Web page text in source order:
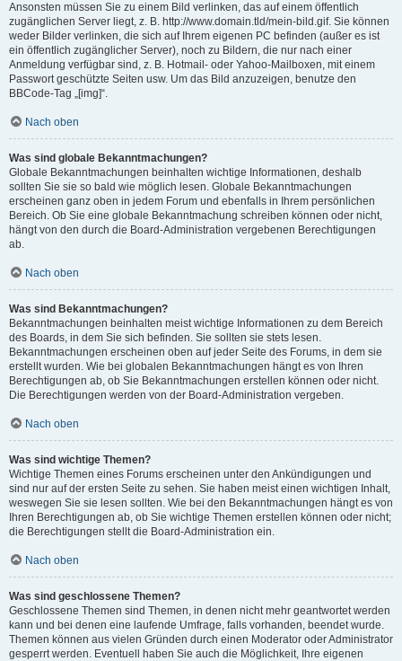
Ansonsten müssen Sie zu einem Bild verlinken, das auf einem öffentlich
zugänglichen Server liegt, z. B. http://www.domain.tld/mein-bild.gif. Sie können
weder Bilder verlinken, die sich auf Ihrem eigenen PC befinden (außer es ist
ein öffentlich zugänglicher Server), noch zu Bildern, die nur nach einer
Anmeldung verfügbar sind, z. B. Hotmail- oder Yahoo-Mailboxen, mit einem
Passwort geschützte Seiten usw. Um das Bild anzuzeigen, benutze den
BBCode-Tag „[img]“.
Nach oben
Was sind globale Bekanntmachungen?
Globale Bekanntmachungen beinhalten wichtige Informationen, deshalb
sollten Sie sie so bald wie möglich lesen. Globale Bekanntmachungen
erscheinen ganz oben in jedem Forum und ebenfalls in Ihrem persönlichen
Bereich. Ob Sie eine globale Bekanntmachung schreiben können oder nicht,
hängt von den durch die Board-Administration vergebenen Berechtigungen
ab.
Nach oben
Was sind Bekanntmachungen?
Bekanntmachungen beinhalten meist wichtige Informationen zu dem Bereich
des Boards, in dem Sie sich befinden. Sie sollten sie stets lesen.
Bekanntmachungen erscheinen oben auf jeder Seite des Forums, in dem sie
erstellt wurden. Wie bei globalen Bekanntmachungen hängt es von Ihren
Berechtigungen ab, ob Sie Bekanntmachungen erstellen können oder nicht.
Die Berechtigungen werden von der Board-Administration vergeben.
Nach oben
Was sind wichtige Themen?
Wichtige Themen eines Forums erscheinen unter den Ankündigungen und
sind nur auf der ersten Seite zu sehen. Sie haben meist einen wichtigen Inhalt,
weswegen Sie sie lesen sollten. Wie bei den Bekanntmachungen hängt es von
Ihren Berechtigungen ab, ob Sie wichtige Themen erstellen können oder nicht;
die Berechtigungen stellt die Board-Administration ein.
Nach oben
Was sind geschlossene Themen?
Geschlossene Themen sind Themen, in denen nicht mehr geantwortet werden
kann und bei denen eine laufende Umfrage, falls vorhanden, beendet wurde.
Themen können aus vielen Gründen durch einen Moderator oder Administrator
gesperrt werden. Eventuell haben Sie auch die Möglichkeit, Ihre eigenen